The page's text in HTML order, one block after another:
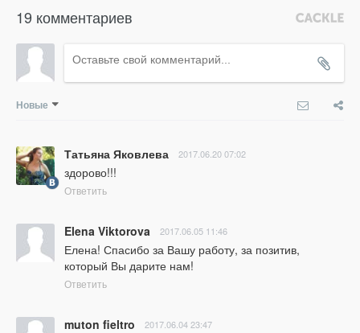
19 комментариев
Новые
Татьяна Яковлева 2017.06.20 07:02
здорово!!!
Ответить
Elena Viktorova 2017.06.05 11:46
Елена! Спасибо за Вашу работу, за позитив,
который Вы дарите нам!
Ответить
muton fieltro 2017.06.04 23:47